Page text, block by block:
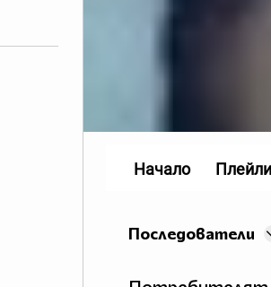
Последователи
Начало